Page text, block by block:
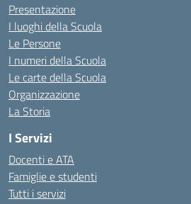
Presentazione
I luoghi della Scuola
Le Persone
I numeri della Scuola
Le carte della Scuola
Organizzazione
La Storia
I Servizi
Docenti e ATA
Famiglie e studenti
Tutti i servizi